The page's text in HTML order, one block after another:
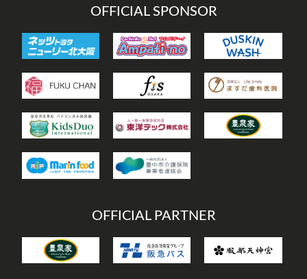
OFFICIAL SPONSOR
OFFICIAL PARTNER